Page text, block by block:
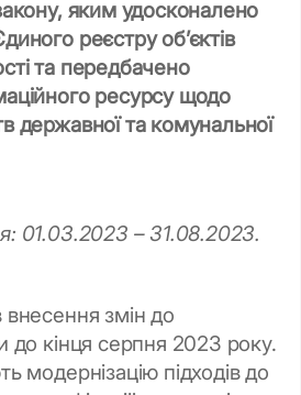
яким удосконалено
реєстру об’єктів
та передбачено
ресурсу щодо
державної та комунальної
01.03.2023 – 31.08.2023.
змін до
до кінця серпня 2023 року.
модернізацію підходів до